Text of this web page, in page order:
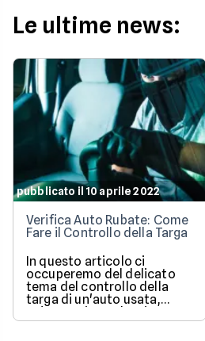
2026 per evitare brutte
sorprese alla guida.
Le ultime news:
pubblicato il 10 aprile 2022
Verifica Auto Rubate: Come
Fare il Controllo della Targa
In questo articolo ci
occuperemo del delicato
tema del controllo della
targa di un'auto usata,
un'operazione che si
effettua quando si ha il